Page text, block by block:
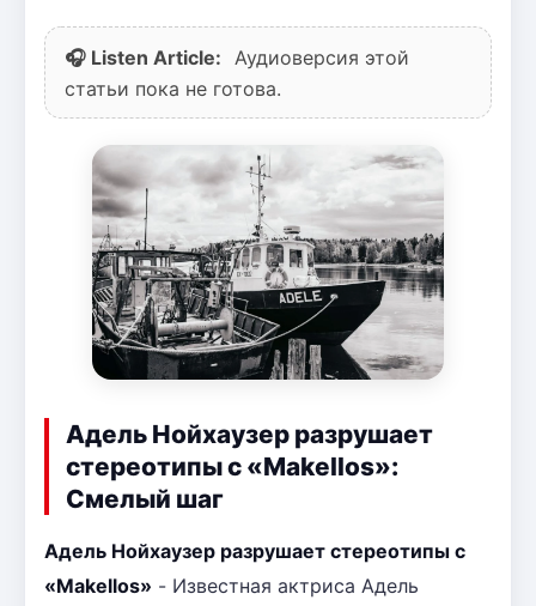
🎧 Listen Article:
Аудиоверсия этой
статьи пока не готова.
Адель Нойхаузер разрушает
стереотипы с «Makellos»:
Смелый шаг
Адель Нойхаузер разрушает стереотипы с
«Makellos» - Известная актриса Адель